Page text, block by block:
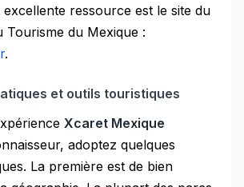
excellente ressource est le site du
Tourisme du Mexique :
.
et outils touristiques
Xcaret Mexique
adoptez quelques
La première est de bien